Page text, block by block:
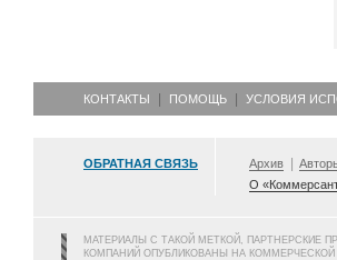
КОНТАКТЫ ПОМОЩЬ УСЛОВИЯ
ОБРАТНАЯ СВЯЗЬ Архив
О
МАТЕРИАЛЫ С ТАКОЙ МЕТКОЙ, ПАРТНЕРСКИЕ
КОМПАНИЙ ОПУБЛИКОВАНЫ НА